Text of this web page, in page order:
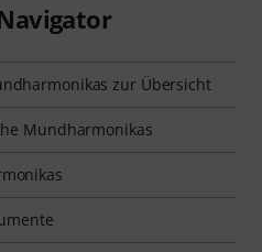
zur Übersicht
Mundharmonikas